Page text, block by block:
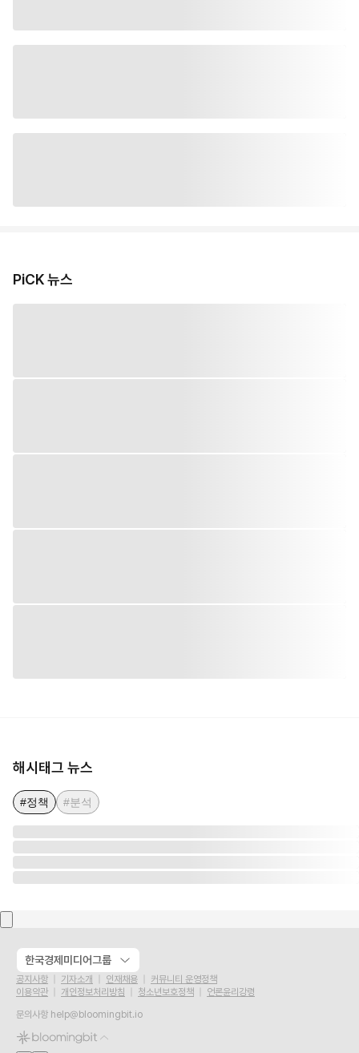
PiCK 뉴스
해시태그 뉴스
#정책 #분석
한국경제미디어그룹
공지사항 기자소개 인재채용
커뮤니티 운영정책
이용약관
개인정보처리방침 청소년보호정책
언론윤리강령
문의사항 help@bloomingbit.io